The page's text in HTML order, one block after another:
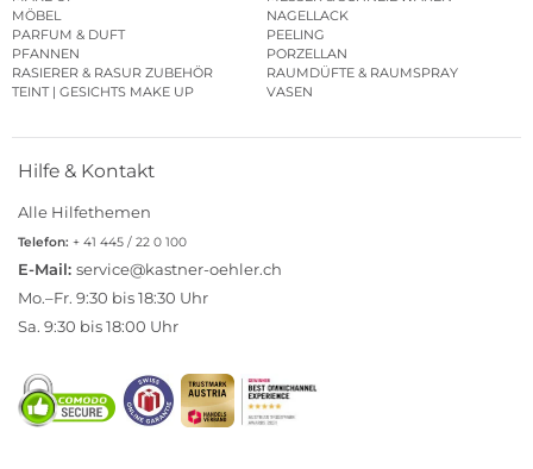
MÖBEL
NAGELLACK
PARFUM & DUFT
PEELING
PFANNEN
PORZELLAN
RASIERER & RASUR ZUBEHÖR
RAUMDÜFTE & RAUMSPRAY
TEINT | GESICHTS MAKE UP
VASEN
Hilfe & Kontakt
Alle Hilfethemen
Telefon: + 41 445 / 22 0 100
E-Mail: service@kastner-oehler.ch
Mo.–Fr. 9:30 bis 18:30 Uhr
Sa. 9:30 bis 18:00 Uhr